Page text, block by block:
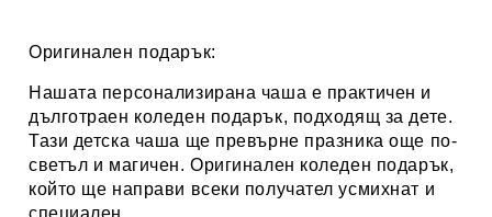
Оригинален подарък:
Нашата персонализирана чаша е практичен и
дълготраен коледен подарък, подходящ за дете.
Тази детска чаша ще превърне празника още по-
светъл и магичен. Оригинален коледен подарък,
който ще направи всеки получател усмихнат и